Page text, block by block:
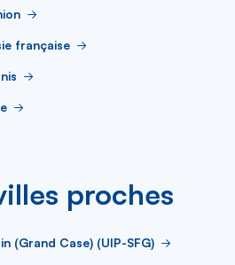
française
proches
(Grand Case) (UIP-SFG)